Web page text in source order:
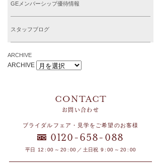
GEメンバーシップ優待情報
スタッフブログ
ARCHIVE
ARCHIVE
お問い合わせ
ブライダルフェア・見学をご希望のお客様
0120 -658- 088
平日 12 : 00 ～ 20 : 00 ／ 土日祝 9 : 00 ～ 20 : 00